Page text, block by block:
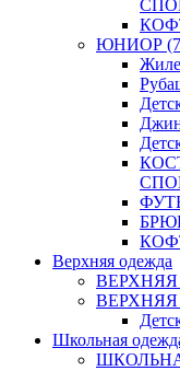
ЮНИОР
Верхняя одежда
Школьная